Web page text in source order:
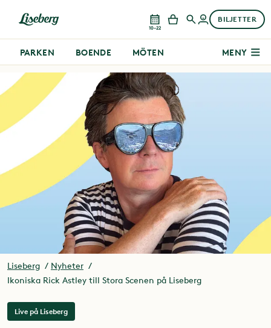
10–22
BILJETTER
PARKEN BOENDE MÖTEN MENY
Liseberg
Nyheter
Ikoniska Rick Astley till Stora Scenen på Liseberg
Live på Liseberg